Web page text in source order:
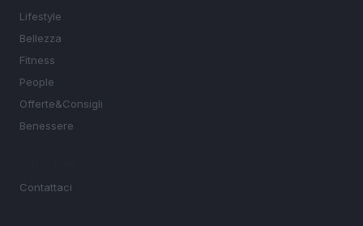
Lifestyle
Bellezza
Fitness
People
Offerte&Consigli
Benessere
Contattaci